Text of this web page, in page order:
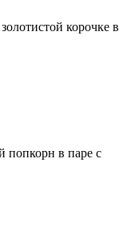
корочке в
в паре с